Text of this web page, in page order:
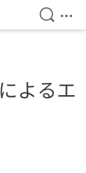
Open
よるエ